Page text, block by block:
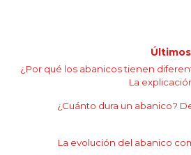
¿Por qué los abanicos tienen
La
¿Cuánto dura un abanico?
La evolución del abanico